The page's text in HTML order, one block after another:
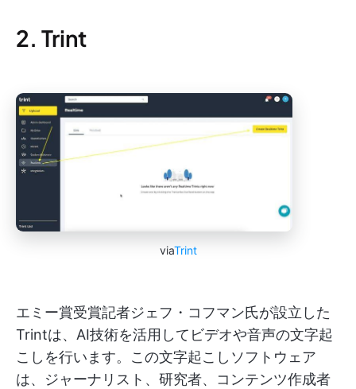
2. Trint
viaTrint
エミー賞受賞記者ジェフ・コフマン氏が設立した
Trintは、AI技術を活用してビデオや音声の文字起
こしを行います。この文字起こしソフトウェア
は、ジャーナリスト、研究者、コンテンツ作成者